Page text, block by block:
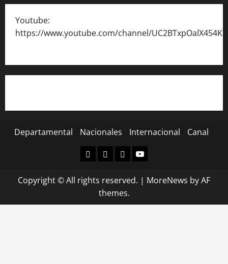
Youtube:
https://www.youtube.com/channel/
Departamental Nacionales Internacional Canal
Departamental
Nacionales
Internacional
Canal
Copyright © All rights reserved. | MoreNews by AF
themes.